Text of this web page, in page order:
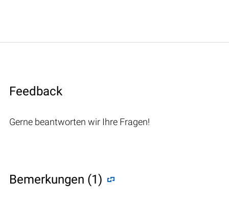
Feedback
Gerne beantworten wir Ihre Fragen!
Bemerkungen (1)